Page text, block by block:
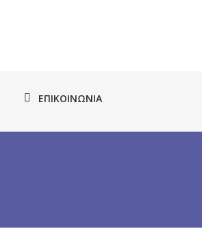
ΕΠΙΚΟΙΝΩΝΊΑ